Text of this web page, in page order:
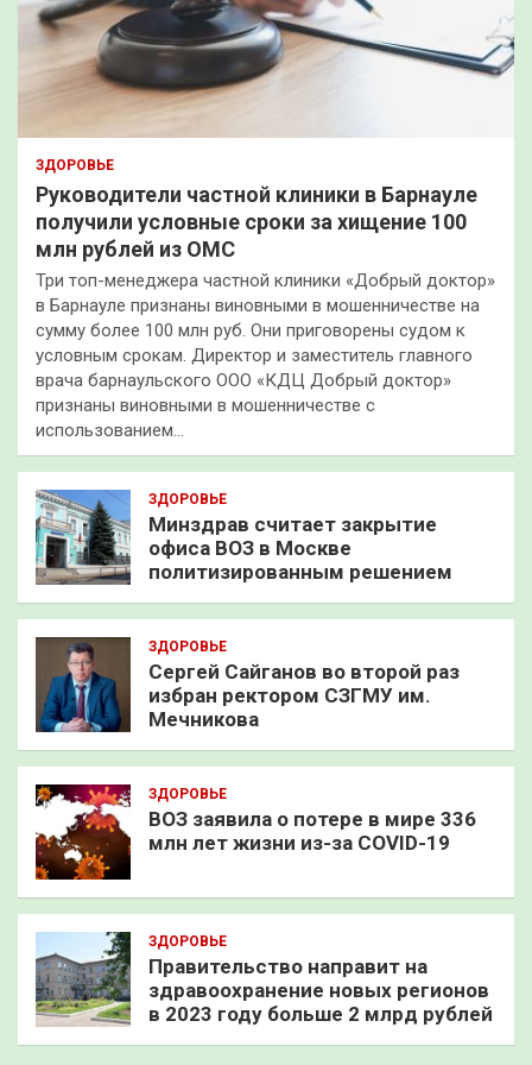
ЗДОРОВЬЕ
Руководители частной клиники в Барнауле
получили условные сроки за хищение 100
млн рублей из ОМС
Три топ-менеджера частной клиники «Добрый доктор»
в Барнауле признаны виновными в мошенничестве на
сумму более 100 млн руб. Они приговорены судом к
условным срокам. Директор и заместитель главного
врача барнаульского ООО «КДЦ Добрый доктор»
признаны виновными в мошенничестве с
использованием…
ЗДОРОВЬЕ
Минздрав считает закрытие
офиса ВОЗ в Москве
политизированным решением
ЗДОРОВЬЕ
Сергей Сайганов во второй раз
избран ректором СЗГМУ им.
Мечникова
ЗДОРОВЬЕ
ВОЗ заявила о потере в мире 336
млн лет жизни из-за COVID-19
ЗДОРОВЬЕ
Правительство направит на
здравоохранение новых регионов
в 2023 году больше 2 млрд рублей